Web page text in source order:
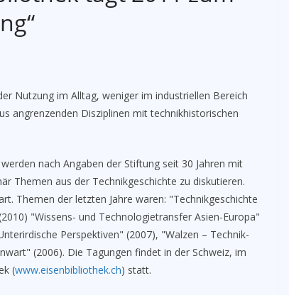
Nutzung im Alltag, weniger im industriellen Bereich
angrenzenden Disziplinen mit technikhistorischen
nach Angaben der Stiftung seit 30 Jahren mit
Themen aus der Technikgeschichte zu diskutieren.
Themen der letzten Jahre waren: "Technikgeschichte
"Wissens- und Technologietransfer Asien-Europa"
Perspektiven" (2007), "Walzen – Technik-
(2006). Die Tagungen findet in der Schweiz, im
(www.eisenbibliothek.ch) statt.